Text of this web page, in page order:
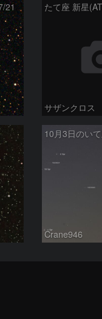
21
サザンクロス
Crane946